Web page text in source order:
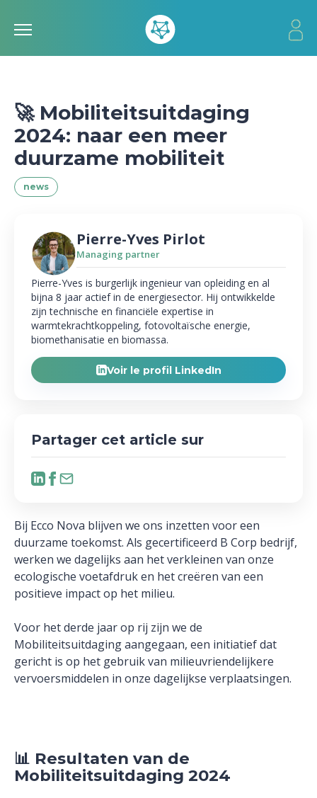
🚀 Mobiliteitsuitdaging
2024: naar een meer
duurzame mobiliteit
news
Pierre-Yves Pirlot
Managing partner
Pierre-Yves is burgerlijk ingenieur van opleiding en al
bijna 8 jaar actief in de energiesector. Hij ontwikkelde
zijn technische en financiële expertise in
warmtekrachtkoppeling, fotovoltaïsche energie,
biomethanisatie en biomassa.
Voir le profil LinkedIn
Partager cet article sur
Bij Ecco Nova blijven we ons inzetten voor een
duurzame toekomst. Als gecertificeerd B Corp bedrijf,
werken we dagelijks aan het verkleinen van onze
ecologische voetafdruk en het creëren van een
positieve impact op het milieu.
Voor het derde jaar op rij zijn we de
Mobiliteitsuitdaging aangegaan, een initiatief dat
gericht is op het gebruik van milieuvriendelijkere
vervoersmiddelen in onze dagelijkse verplaatsingen.
📊 Resultaten van de
Mobiliteitsuitdaging 2024